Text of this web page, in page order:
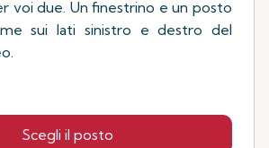
voi due. Un finestrino e un posto
sui lati sinistro e destro del
Scegli il posto